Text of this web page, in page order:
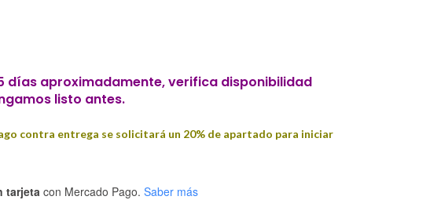
días aproximadamente, verifica disponibilidad
listo antes.
contra entrega se solicitará un 20% de apartado para iniciar
tarjeta con Mercado Pago. Saber más